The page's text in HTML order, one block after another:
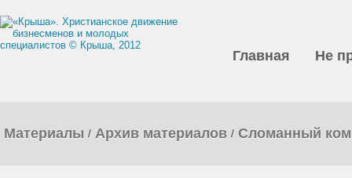
Главная Не
Материалы / Архив материалов / Сломанный